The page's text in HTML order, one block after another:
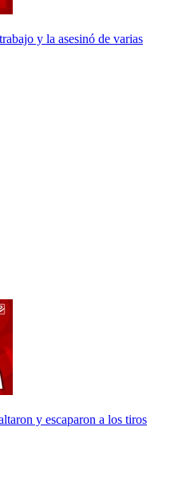
y la asesinó de varias
y escaparon a los tiros